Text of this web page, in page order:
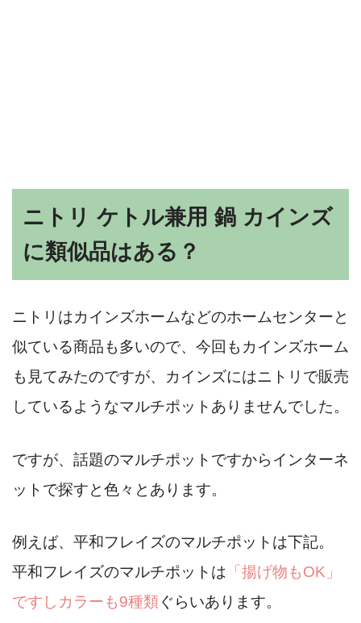
ニトリ ケトル兼用 鍋 カインズ
に類似品はある？
ニトリはカインズホームなどのホームセンターと
似ている商品も多いので、今回もカインズホーム
も見てみたのですが、カインズにはニトリで販売
しているようなマルチポットありませんでした。
ですが、話題のマルチポットですからインターネ
ットで探すと色々とあります。
例えば、平和フレイズのマルチポットは下記。
平和フレイズのマルチポットは 「揚げ物もOK」
ですしカラーも9種類ぐらいあります。